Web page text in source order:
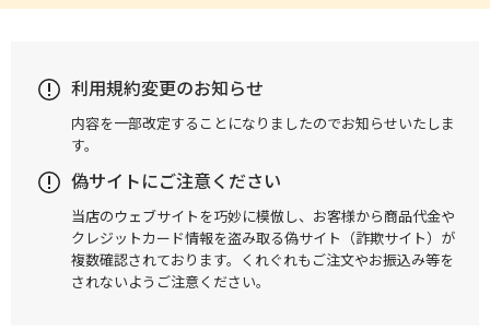
利用規約変更のお知らせ
内容を一部改定することになりましたのでお知らせいたしま
す。
偽サイトにご注意ください
当店のウェブサイトを巧妙に模倣し、お客様から商品代金や
クレジットカード情報を盗み取る偽サイト（詐欺サイト）が
複数確認されております。くれぐれもご注文やお振込み等を
されないようご注意ください。